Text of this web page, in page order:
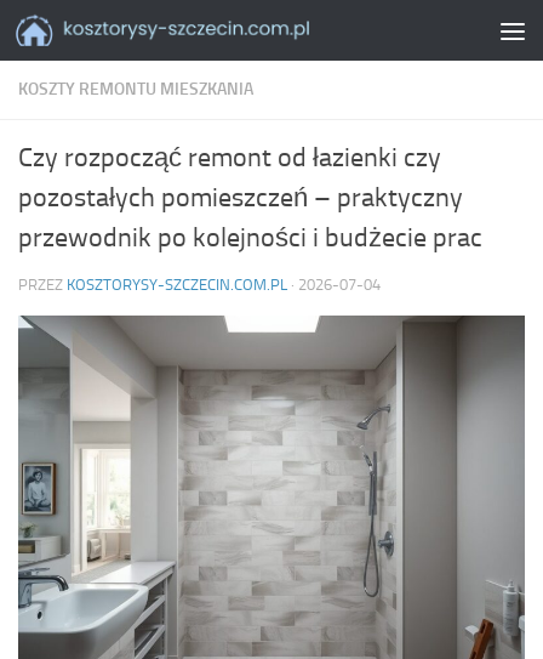
Skip to content
KOSZTY REMONTU MIESZKANIA
Czy rozpocząć remont od łazienki czy
pozostałych pomieszczeń – praktyczny
przewodnik po kolejności i budżecie prac
PRZEZ KOSZTORYSY-SZCZECIN.COM.PL · 2026-07-04